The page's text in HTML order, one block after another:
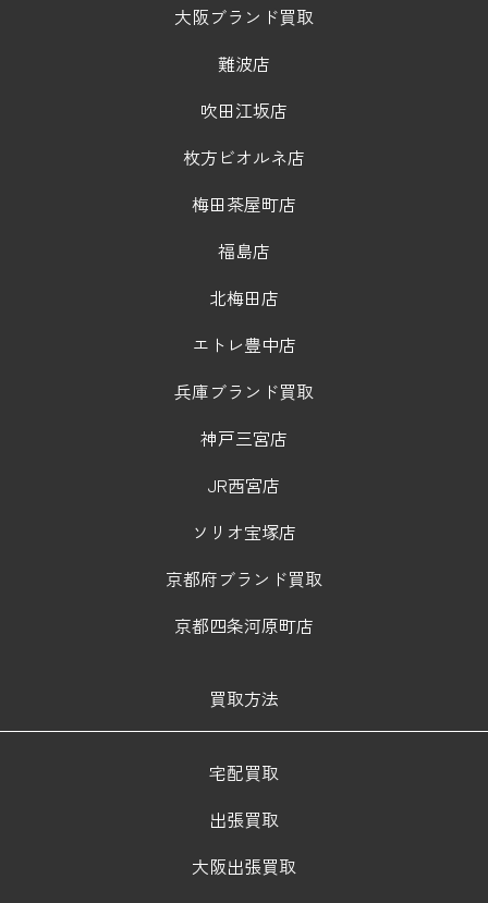
大阪ブランド買取
難波店
吹田江坂店
枚方ビオルネ店
梅田茶屋町店
福島店
北梅田店
エトレ豊中店
兵庫ブランド買取
神戸三宮店
JR西宮店
ソリオ宝塚店
京都府ブランド買取
京都四条河原町店
買取方法
宅配買取
出張買取
大阪出張買取